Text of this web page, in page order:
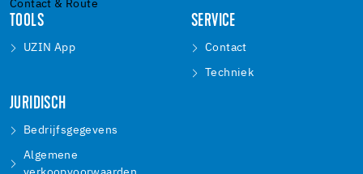
Contact & Route
TOOLS
UZIN App
SERVICE
Contact
Techniek
JURIDISCH
Bedrijfsgegevens
Algemene